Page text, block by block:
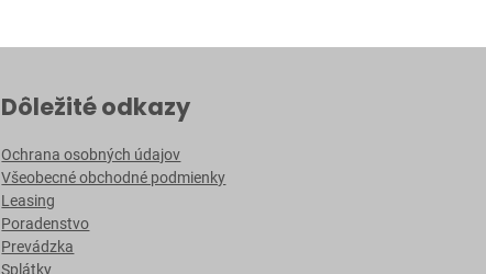
Dôležité odkazy
Ochrana osobných údajov
Všeobecné obchodné podmienky
Leasing
Poradenstvo
Prevádzka
Splátky